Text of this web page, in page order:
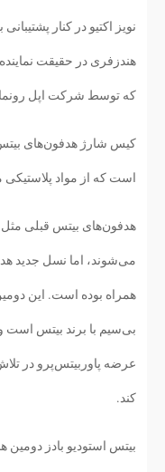
هندزفری در حقیقت
که توسط شرکت اپل
کیس شارژ هدفون‌های
است که از مواد
هدفون‌های بیتس قبلی مثل
همراه بوده است. این
بی‌سیم با برند بیتس است
عرضه پاوربیتس‌پرو در
کند.
بیتس استودیو بادز دومین